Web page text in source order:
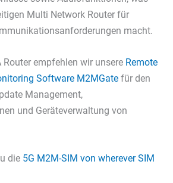
Multi Network Router für
macht.
Router empfehlen wir unsere Remote
Software M2MGatefür den
Management,
und Geräteverwaltung von
die 5G M2M-SIM von wherever SIM